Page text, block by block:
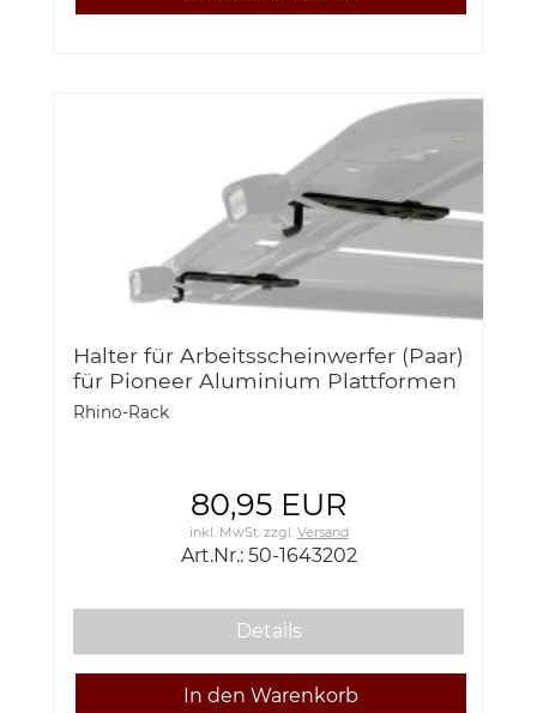
Halter für Arbeitsscheinwerfer (Paar)
für Pioneer Aluminium Plattformen
Rhino Rack si 50-1643202
Rhino-Rack
80,95 EUR
inkl. MwSt. zzgl. Versand
Art.Nr.: 50-1643202
Details